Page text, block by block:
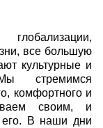
все большую
культурные и
стремимся
комфортного и
своим, и
его. В наши дни